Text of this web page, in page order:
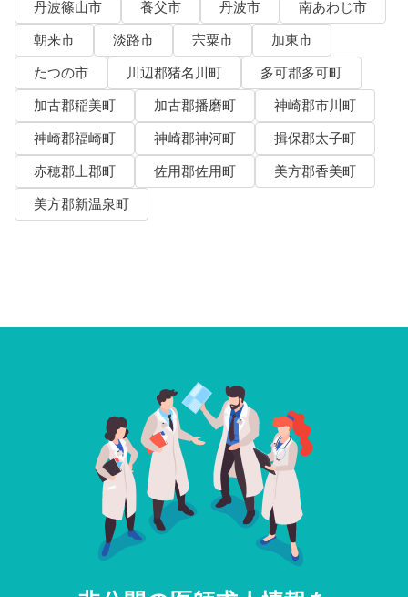
丹波篠山市
養父市 丹波市
南あわじ市
朝来市
淡路市 宍粟市
加東市
たつの市
川辺郡猪名川町
多可郡多可町
加古郡稲美町
加古郡播磨町
神崎郡市川町
神崎郡福崎町
神崎郡神河町
揖保郡太子町
赤穂郡上郡町
佐用郡佐用町
美方郡香美町
美方郡新温泉町